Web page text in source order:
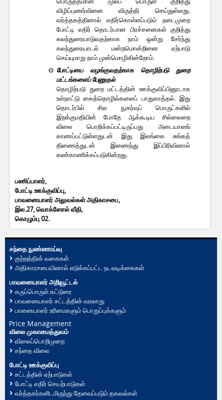
விழிப்புணர்வினை விருத்தி செய்துள்ளது.
வர்த்தகத்தினால் எதிர்கொள்ளப்படும் நடைமுறை
போட்டி எதிர் தொடர்பான பிரச்சனைகள் குறித்து
கலந்துரையாடுவதற்காக நாம் ஒன்று சேர்ந்து
கலந்துரையாடல் மன்றமொன்றினை ஏற்பாடு
செய்யுமாறு நாம் முன்மொழிகின்றோம்.
போட்டியை வழங்குவதற்காக தொழிற்படு துறை
மட்டங்களைப் பேணுதல்
தொழிற்படு துறை மட்டத்தின் ஊக்குவிப்பினூடாக
உள்நாட்டு கைத்தொழில்களைப் பாதுகாத்தல். இது
தொடர்பில் சில நுகர்வுப் பொருட்களில்
இறக்குமதியின் போதே ஆக்கூடிய சில்லைறை
விலை பொறிக்கப்பட்டிருப்பது அடையாளங்
காணப்பட்டுள்ளதுடன் இது இலங்கை சுங்கத்
திணைத்துடன் இணைந்து இப்பிரிவினால்
கண்காணிக்கப்படுகின்றது.
பணிப்பாளர்,
போட்டி ஊக்குவிப்பு,
பாவனையாளர் அலுவல்கள் அதிகாசபை,
இல.27, வொக்ஸோல் வீதி,
கொழும்பு 02.
சந்தை நுண்ணாய்வு
குற்றத்தின் வகைகள்
அதிகாரசபையினால் எடுக்கப்பட்ட நடவடிக்கைகள்
பாவனையாளர் அறிவூட்டல்
கருப்பொருள் கட்டுரை
பாவனையாளர் சட்டத்தின் வரலாறு
பானையாளர் உரிமைகளும் பொறுப்புக்களும்
Price Management
விலை முகாமைத்துவம்
விலைப்பொறிமுறை
சந்தை விலை
போட்டி ஊக்குவிப்பு
சட்டத்தின் ஏற்பாடுகள்
போட்டி எதிர் செயற்பாடுகள்
வர்த்தகர்களிடமிருந்து தேவைப்படும் தகவல்கள்